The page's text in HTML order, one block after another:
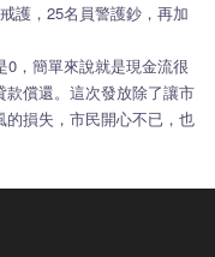
護，25名員警護鈔，再加
，簡單來說就是現金流很
償還。這次發放除了讓市
損失，市民開心不已，也